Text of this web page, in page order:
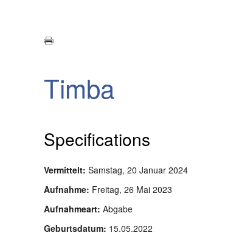
Timba
Specifications
Vermittelt: Samstag, 20 Januar 2024
Aufnahme: Freitag, 26 Mai 2023
Aufnahmeart: Abgabe
Geburtsdatum: 15.05.2022